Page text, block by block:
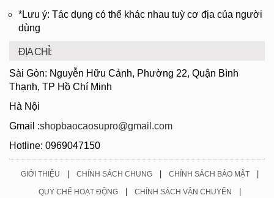
*Lưu ý: Tác dụng có thể khác nhau tuỳ cơ địa của người
dùng
ĐỊA CHỈ:
Sài Gòn: Nguyễn Hữu Cảnh, Phường 22, Quận Bình
Thạnh, TP Hồ Chí Minh
Hà Nội
Gmail :shopbaocaosupro@gmail.com
Hotline: 0969047150
GIỚI THIỆU | CHÍNH SÁCH CHUNG | CHÍNH SÁCH BẢO MẬT |
QUY CHẾ HOẠT ĐỘNG | CHÍNH SÁCH VẬN CHUYỂN |